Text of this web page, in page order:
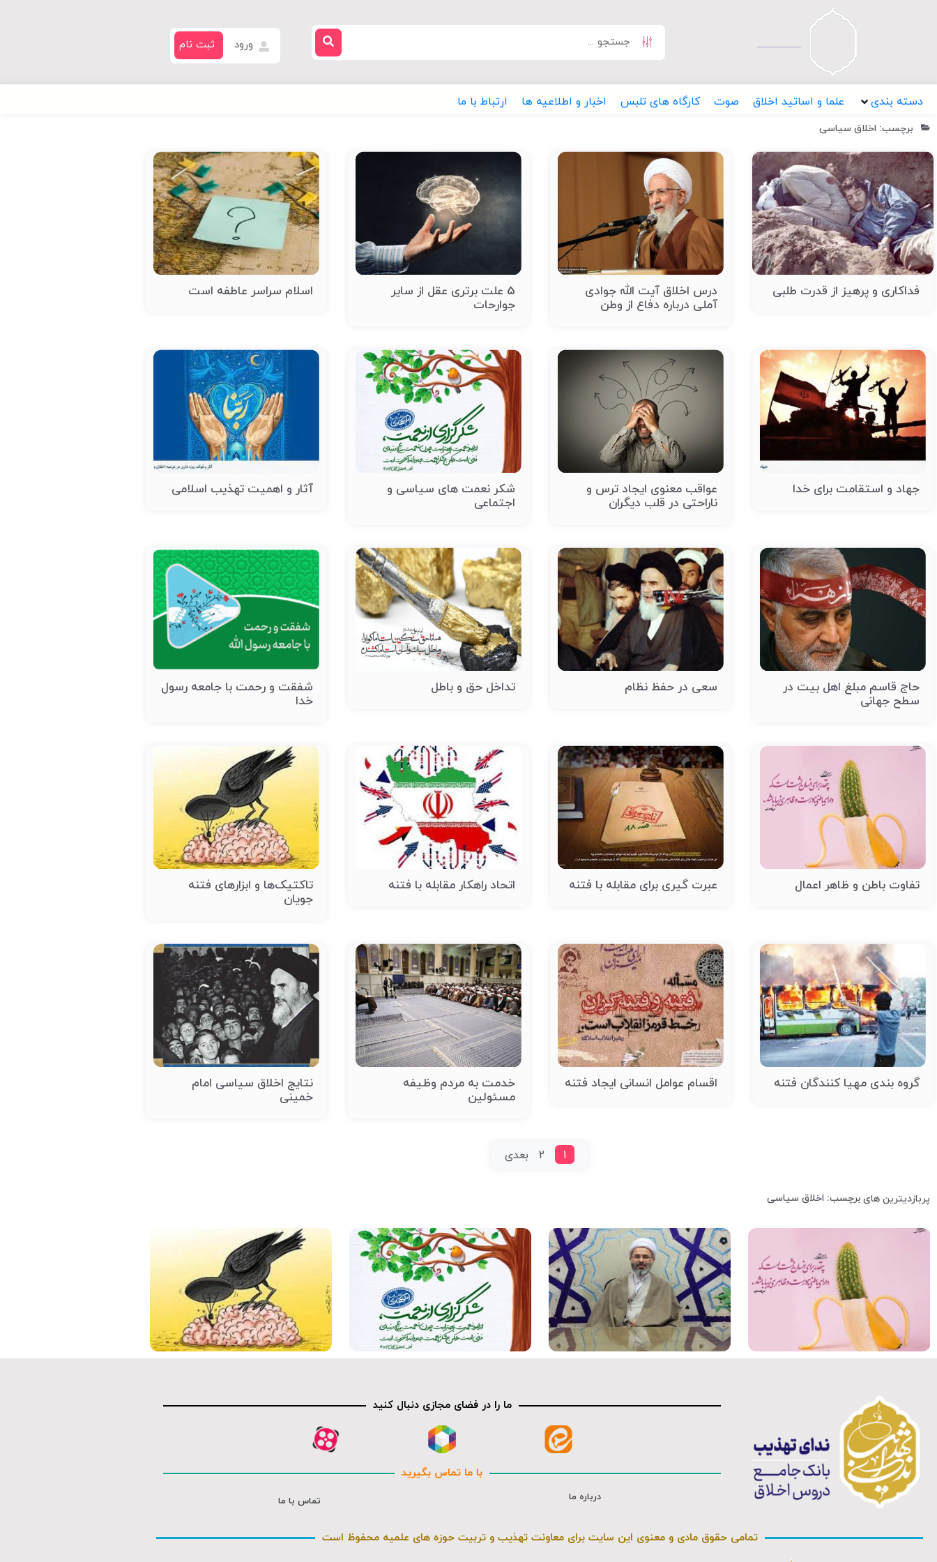
ورود ثبت نام
دسته بندی علما و اساتید اخلاق صوت کارگاه های تلبس اخبار و اطلاعیه ها ارتباط با ما
برچسب: اخلاق سیاسی
فداکاری و پرهیز از قدرت طلبی
درس اخلاق آیت الله جوادی
آملی درباره دفاع از وطن
5 علت برتری عقل از سایر
جوارحات
اسلام سراسر عاطفه است
جهاد و استقامت برای خدا
عواقب معنوی ایجاد ترس و
ناراحتی در قلب دیگران
شکر نعمت های سیاسی و
اجتماعی
آثار و اهمیت تهذیب اسلامی
حاج قاسم مبلغ اهل بیت در
سطح جهانی
سعی در حفظ نظام تداخل حق و باطل
شفقت و رحمت با جامعه رسول
خدا
تفاوت باطن و ظاهر اعمال عبرت گیری برای مقابله با فتنه اتحاد راهکار مقابله با فتنه
تاکتیک‌ها و ابزارهای فتنه
جویان
گروه بندی مهیا کنندگان فتنه اقسام عوامل انسانی ایجاد فتنه
خدمت به مردم وظیفه
مسئولین
نتایج اخلاق سیاسی امام
خمینی
1
2 بعدی
پربازدیترین های برچسب: اخلاق سیاسی
فیلم کامل صوت
ما را در فضای مجازی دنبال کنید
با ما تماس بگیرید
درباره ما تماس با ما
تمامی حقوق مادی و معنوی این سایت برای معاونت تهذیب و تربیت حوزه های علمیه محفوظ است